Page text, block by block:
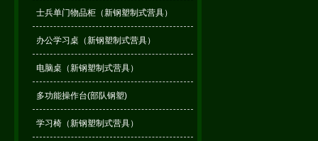
士兵单门物品柜（新钢塑制式营具）
办公学习桌（新钢塑制式营具）
电脑桌（新钢塑制式营具）
多功能操作台(部队钢塑)
学习椅（新钢塑制式营具）